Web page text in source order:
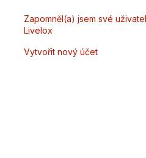
Zapomněl(a) jsem své
Livelox
Vytvořit nový účet